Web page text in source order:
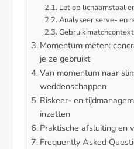
Let op lichaamstaal
Analyseer serve- en
Gebruik
Momentum meten:
je ze gebruikt
Van momentum naar
weddenschappen
Riskeer- en
inzetten
Praktische afsluiting en
Frequently Asked